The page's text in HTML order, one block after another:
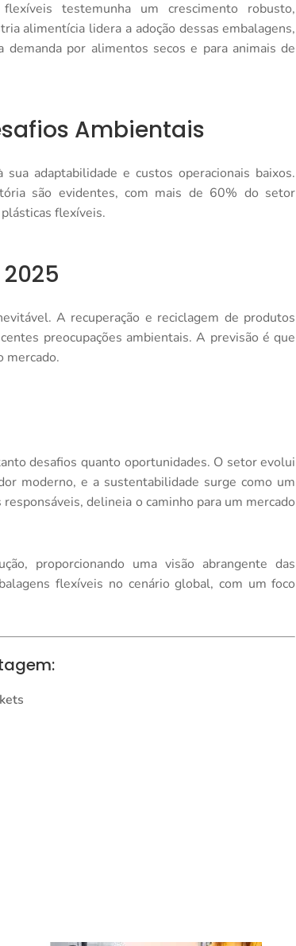
testemunha um crescimento robusto,
alimentícia lidera a adoção dessas embalagens,
por alimentos secos e para animais de
Ambientais
adaptabilidade e custos operacionais baixos.
são evidentes, com mais de 60% do setor
flexíveis.
A recuperação e reciclagem de produtos
preocupações ambientais. A previsão é que
mercado.
desafios quanto oportunidades. O setor evolui
moderno, e a sustentabilidade surge como um
delineia o caminho para um mercado
proporcionando uma visão abrangente das
flexíveis no cenário global, com um foco